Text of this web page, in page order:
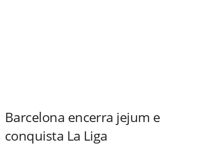
Barcelona encerra jejum e
conquista La Liga